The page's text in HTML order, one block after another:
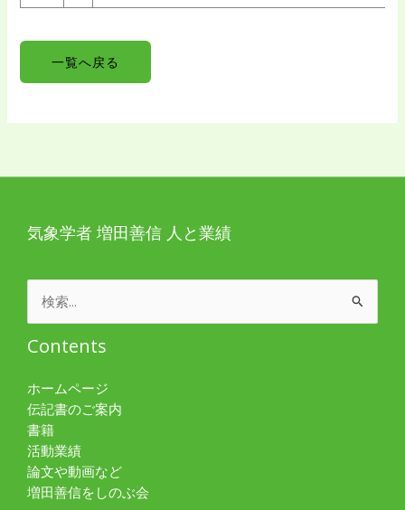
一覧へ戻る
気象学者 増田善信 人と業績
索
対
Contents
ホームページ
伝記書のご案内
書籍
活動業績
論文や動画など
増田善信をしのぶ会